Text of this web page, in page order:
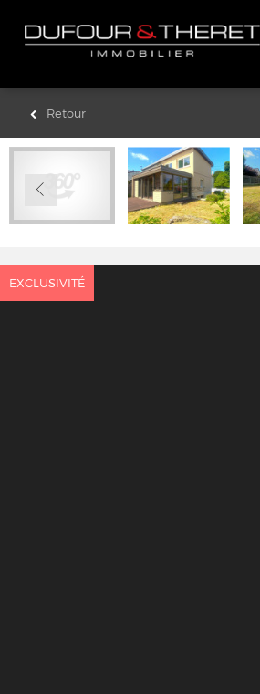
Retour
EXCLUSIVITÉ